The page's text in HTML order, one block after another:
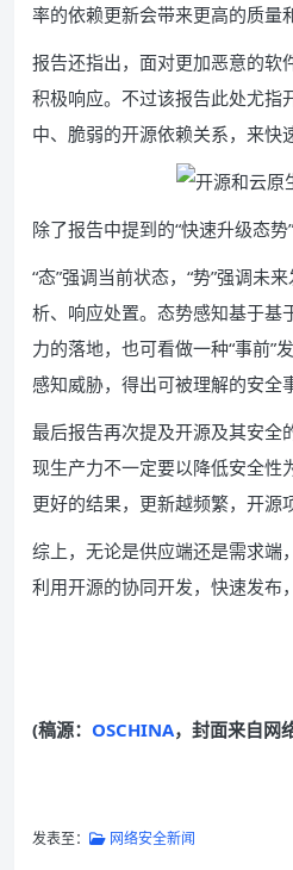
率的依赖更新会带来更高的质量
报告还指出，面对更加恶意的软
积极响应。不过该报告此处尤指
中、脆弱的开源依赖关系，来快
除了报告中提到的“快速升级态
“态”强调当前状态，“势”强调未
析、响应处置。态势感知基于基
力的落地，也可看做一种“事前”
感知威胁，得出可被理解的安全
最后报告再次提及开源及其安全
现生产力不一定要以降低安全性
更好的结果，更新越频繁，开源
综上，无论是供应端还是需求端
利用开源的协同开发，快速发布
(稿源： OSCHINA，封面来自网
发表至： 网络安全新闻